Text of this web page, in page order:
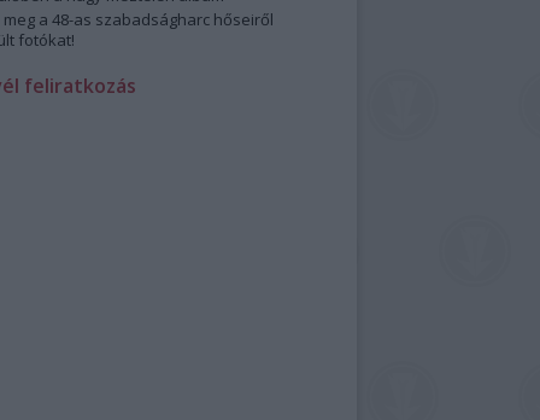
meg a 48-as szabadságharc hőseiről
fotókat!
feliratkozás